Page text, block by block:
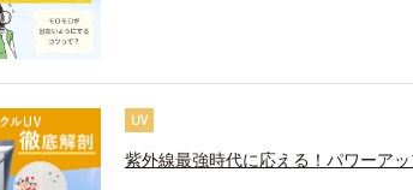
UV
紫外線最強時代に応える！パワーア